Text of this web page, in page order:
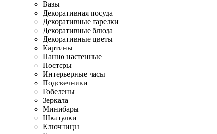
Вазы
Декоративная посуда
Декоративные тарелки
Декоративные блюда
Декоративные цветы
Картины
Панно настенные
Постеры
Интерьерные часы
Подсвечники
Гобелены
Зеркала
Минибары
Шкатулки
Ключницы